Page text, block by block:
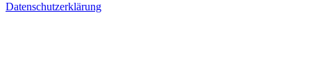
Datenschutzerklärung